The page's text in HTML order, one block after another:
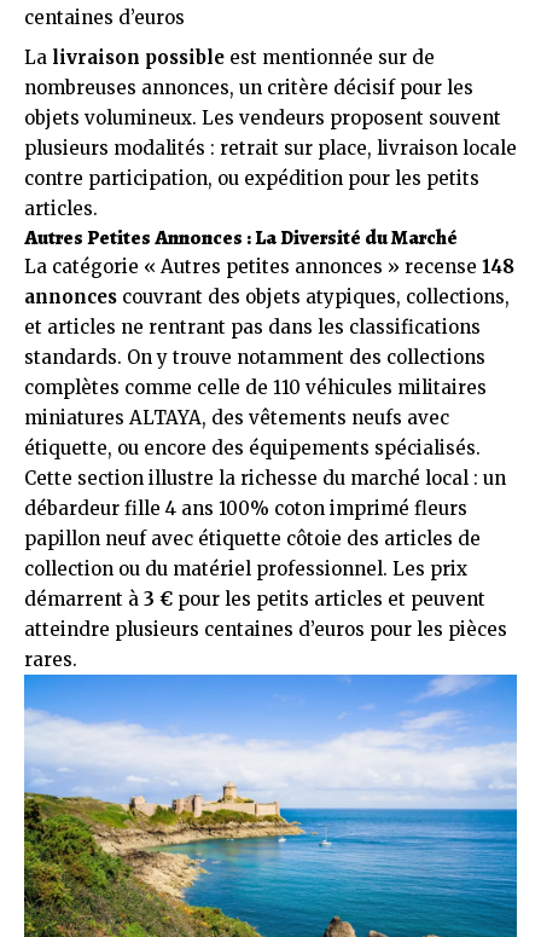
centaines d’euros
La livraison possible est mentionnée sur de
nombreuses annonces, un critère décisif pour les
objets volumineux. Les vendeurs proposent souvent
plusieurs modalités : retrait sur place, livraison locale
contre participation, ou expédition pour les petits
articles.
Autres Petites Annonces : La Diversité du Marché
La catégorie « Autres petites annonces » recense 148
annonces couvrant des objets atypiques, collections,
et articles ne rentrant pas dans les classifications
standards. On y trouve notamment des collections
complètes comme celle de 110 véhicules militaires
miniatures ALTAYA, des vêtements neufs avec
étiquette, ou encore des équipements spécialisés.
Cette section illustre la richesse du marché local : un
débardeur fille 4 ans 100% coton imprimé fleurs
papillon neuf avec étiquette côtoie des articles de
collection ou du matériel professionnel. Les prix
démarrent à 3 € pour les petits articles et peuvent
atteindre plusieurs centaines d’euros pour les pièces
rares.